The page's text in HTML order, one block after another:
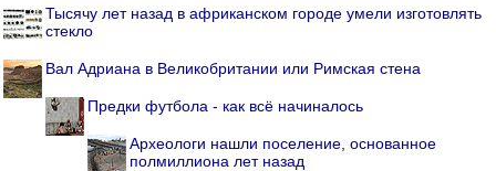
Тысячу лет назад в африканском городе умели изготовлять
стекло
Вал Адриана в Великобритании или Римская стена
Предки футбола - как всё начиналось
Археологи нашли поселение, основанное
полмиллиона лет назад